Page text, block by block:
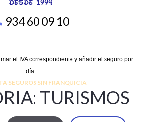
934 60 09 10
el IVA correspondiente y añadir el seguro por
día.
SEGUROS SIN FRANQUICIA
TURISMOS